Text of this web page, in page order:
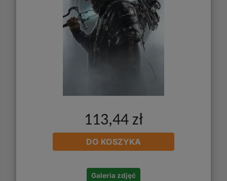
113,44 zł
DO KOSZYKA
Galeria zdjęć